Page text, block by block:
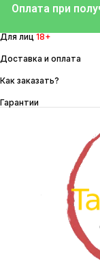
Перейти
содержимому
Оплата при
Для лиц 18+
Доставка и оплата
Как заказать?
Гарантии